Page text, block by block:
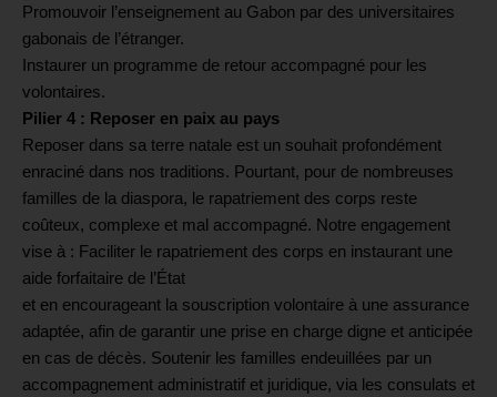
Promouvoir l’enseignement au Gabon par des universitaires
gabonais de l’étranger.
Instaurer un programme de retour accompagné pour les
volontaires.
Pilier 4 : Reposer en paix au pays
Reposer dans sa terre natale est un souhait profondément
enraciné dans nos traditions. Pourtant, pour de nombreuses
familles de la diaspora, le rapatriement des corps reste
coûteux, complexe et mal accompagné. Notre engagement
vise à : Faciliter le rapatriement des corps en instaurant une
aide forfaitaire de l’État
et en encourageant la souscription volontaire à une assurance
adaptée, afin de garantir une prise en charge digne et anticipée
en cas de décès. Soutenir les familles endeuillées par un
accompagnement administratif et juridique, via les consulats et